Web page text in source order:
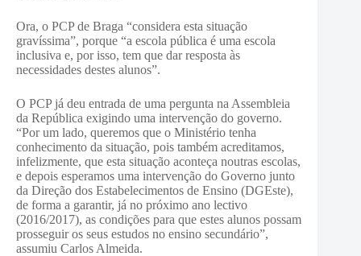
Ora, o PCP de Braga “considera esta situação
gravíssima”, porque “a escola pública é uma escola
inclusiva e, por isso, tem que dar resposta às
necessidades destes alunos”.
O PCP já deu entrada de uma pergunta na Assembleia
da República exigindo uma intervenção do governo.
“Por um lado, queremos que o Ministério tenha
conhecimento da situação, pois também acreditamos,
infelizmente, que esta situação aconteça noutras escolas,
e depois esperamos uma intervenção do Governo junto
da Direção dos Estabelecimentos de Ensino (DGEste),
de forma a garantir, já no próximo ano lectivo
(2016/2017), as condições para que estes alunos possam
prosseguir os seus estudos no ensino secundário”,
assumiu Carlos Almeida.